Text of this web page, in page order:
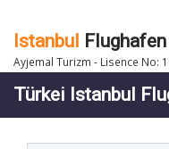
Istanbul
Ayjemal Turizm - Lisence No:
Türkei Istanbul